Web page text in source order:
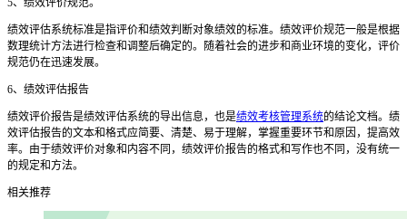
5、 绩效评价规范。
绩效评估系统标准是指评价和绩效判断对象绩效的标准。绩效评价规范一般是根据
数理统计方法进行检查和调整后确定的。随着社会的进步和商业环境的变化，评价
规范仍在迅速发展。
6、 绩效评估报告
绩效评价报告是绩效评估系统的导出信息，也是绩效考核管理系统的结论文档。绩
效评估报告的文本和格式应简要、 清楚、 易于理解，掌握重要环节和原因，提高效
率。由于绩效评价对象和内容不同，绩效评价报告的格式和写作也不同，没有统一
的规定和方法。
相关推荐